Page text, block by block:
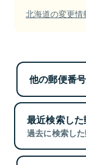
北海道の変更情
他の郵便番
最近検索し
過去に検索し